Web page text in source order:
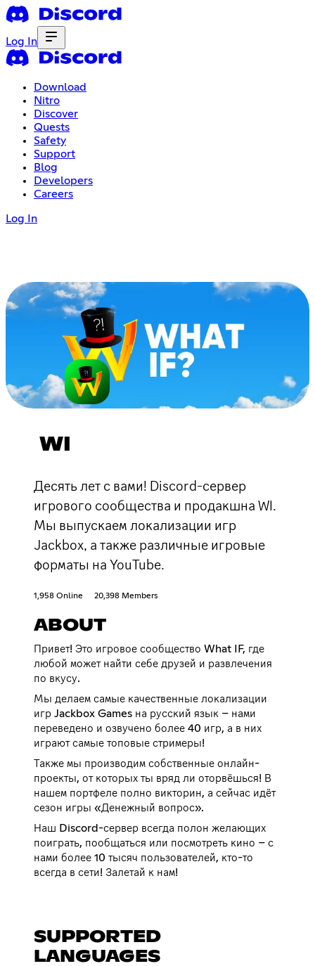
Log In
Download
Nitro
Discover
Quests
Safety
Support
Blog
Developers
Careers
Log In
WI
Десять лет с вами! Discord-сервер
игрового сообщества и продакшна WI.
Мы выпускаем локализации игр
Jackbox, а также различные игровые
форматы на YouTube.
1,958 Online 20,398 Members
ABOUT
Привет! Это игровое сообщество What IF, где
любой может найти себе друзей и развлечения
по вкусу.
Мы делаем самые качественные локализации
игр Jackbox Games на русский язык – нами
переведено и озвучено более 40 игр, а в них
играют самые топовые стримеры!
Также мы производим собственные онлайн-
проекты, от которых ты вряд ли оторвёшься! В
нашем портфеле полно викторин, а сейчас идёт
сезон игры «Денежный вопрос».
Наш Discord-сервер всегда полон желающих
поиграть, пообщаться или посмотреть кино – с
нами более 10 тысяч пользователей, кто-то
всегда в сети! Залетай к нам!
SUPPORTED
LANGUAGES